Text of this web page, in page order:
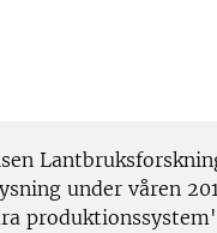
under våren